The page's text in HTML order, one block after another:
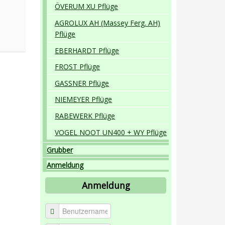
ÖVERUM XU Pflüge
AGROLUX AH (Massey Ferg. AH)
Pflüge
EBERHARDT Pflüge
FROST Pflüge
GASSNER Pflüge
NIEMEYER Pflüge
RABEWERK Pflüge
VOGEL NOOT UN400 + WY Pflüge
Grubber
Anmeldung
Anmeldung